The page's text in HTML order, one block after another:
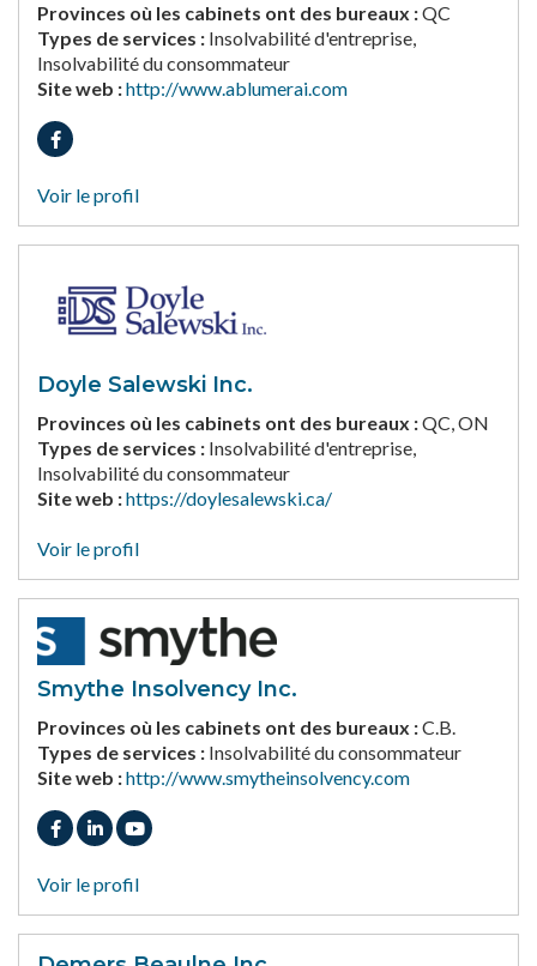
Provinces où les cabinets ont des bureaux :QC
Types de services : Insolvabilité d'entreprise,
Insolvabilité du consommateur
Site web :http://www.ablumerai.com
Voir le profil
Doyle Salewski Inc.
Provinces où les cabinets ont des bureaux :QC, ON
Types de services : Insolvabilité d'entreprise,
Insolvabilité du consommateur
Site web :https://doylesalewski.ca/
Voir le profil
Smythe Insolvency Inc.
Provinces où les cabinets ont des bureaux :C.B.
Types de services : Insolvabilité du consommateur
Site web :http://www.smytheinsolvency.com
Voir le profil